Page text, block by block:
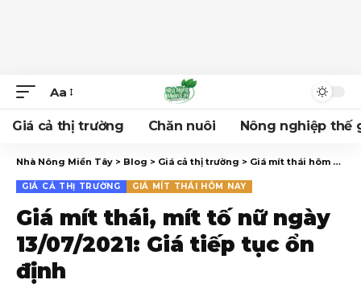
Aa
Giá cả thị trường Chăn nuôi Nông nghiệp thế
Nhà Nông Miền Tây > Blog > Giá cả thị trường > Giá mít thái hôm nay
GIÁ CẢ THỊ TRƯỜNG GIÁ MÍT THÁI HÔM NAY
Giá mít thái, mít tố nữ ngày
13/07/2021: Giá tiếp tục ổn
định